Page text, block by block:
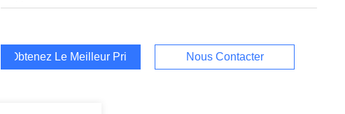
Obtenez Le Meilleur Prix Nous Contacter